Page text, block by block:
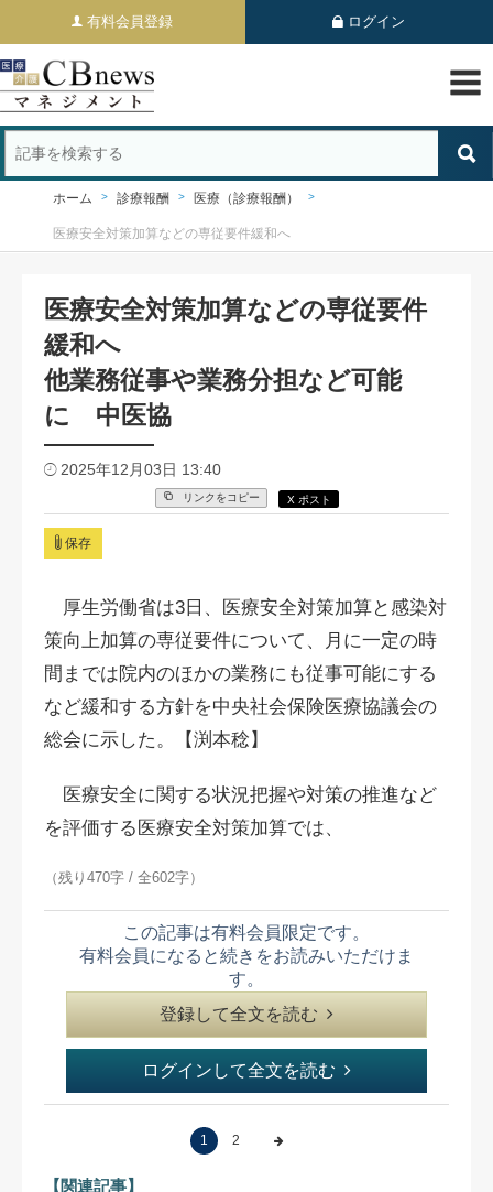
有料会員登録 ログイン
ホーム 診療報酬 医療（診療報酬）
医療安全対策加算などの専従要件緩和へ
医療安全対策加算などの専従要件
緩和へ
他業務従事や業務分担など可能
に 中医協
2025年12月03日 13:40
リンクをコピー X ポスト
保存
厚生労働省は3日、医療安全対策加算と感染対
策向上加算の専従要件について、月に一定の時
間までは院内のほかの業務にも従事可能にする
など緩和する方針を中央社会保険医療協議会の
総会に示した。【渕本稔】
医療安全に関する状況把握や対策の推進など
を評価する医療安全対策加算では、
（残り470字 / 全602字）
この記事は有料会員限定です。
有料会員になると続きをお読みいただけま
す。
登録して全文を読む
ログインして全文を読む
1 2
【関連記事】